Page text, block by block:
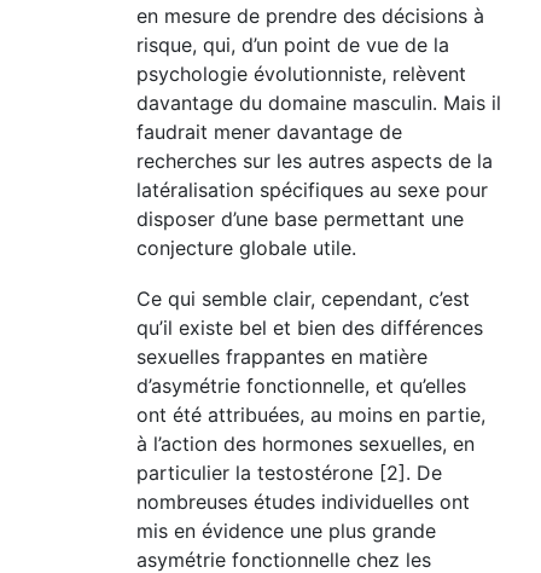
en mesure de prendre des décisions à
risque, qui, d’un point de vue de la
psychologie évolutionniste, relèvent
davantage du domaine masculin. Mais il
faudrait mener davantage de
recherches sur les autres aspects de la
latéralisation spécifiques au sexe pour
disposer d’une base permettant une
conjecture globale utile.
Ce qui semble clair, cependant, c’est
qu’il existe bel et bien des différences
sexuelles frappantes en matière
d’asymétrie fonctionnelle, et qu’elles
ont été attribuées, au moins en partie,
à l’action des hormones sexuelles, en
particulier la testostérone [2]. De
nombreuses études individuelles ont
mis en évidence une plus grande
asymétrie fonctionnelle chez les